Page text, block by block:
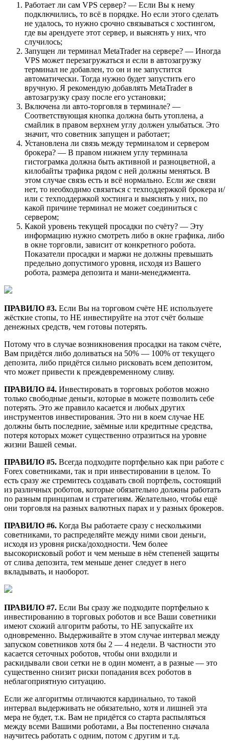
Работает ли сам VPS сервер? — Если Вы к нему
подключились, то всё в порядке. Но если этого сделать
не удалось, то нужно срочно связываться с хостингом,
где вы арендуете этот сервер, и выяснять у них, что
случилось;
Запущен ли терминал MetaTrader на сервере? — Иногда
VPS может перезагружаться и если в автозагрузку
терминал не добавлен, то он и не запустится
автоматически. Тогда нужно будет запустить его
вручную. Я рекомендую добавлять MetaTrader в
автозагрузку сразу после его установки;
Включена ли авто-торговля в терминале? —
Соответствующая кнопка должна быть утоплена, а
смайлик в правом верхнем углу должен улыбаться. Это
значит, что советник запущен и работает;
Установлена ли связь между терминалом и сервером
брокера? — В правом нижнем углу терминала
гистограмка должна быть активной и разноцветной, а
килобайты трафика рядом с ней должны меняться. В
этом случае связь есть и всё нормально. Если же связи
нет, то необходимо связаться с техподдержкой брокера и/
или с техподдержкой хостинга и выяснять у них, по
какой причине терминал не может соединиться с
сервером;
Какой уровень текущей просадки по счёту? — Эту
информацию нужно смотреть либо в окне графика, либо
в окне торговли, зависит от конкретного робота.
Показатели просадки и маржи не должны превышать
предельно допустимого уровня, исходя из Вашего
робота, размера депозита и мани-менеджмента.
ПРАВИЛО #3. Если Вы на торговом счёте НЕ используете
жёсткие стопы, то НЕ инвестируйте на этот счёт больше
денежных средств, чем готовы потерять.
Потому что в случае возникновения просадки на таком счёте,
Вам придётся либо доливаться на 50% — 100% от текущего
депозита, либо придётся сильно рисковать всем депозитом,
что может привести к преждевременному сливу.
ПРАВИЛО #4. Инвестировать в торговых роботов можно
только свободные деньги, которые в можете позволить себе
потерять. Это же правило касается и любых других
инструментов инвестирования. Это ни в коем случае НЕ
должны быть последние, заёмные или кредитные средства,
потеря которых может существенно отразиться на уровне
жизни Вашей семьи.
ПРАВИЛО #5. Всегда подходите портфельно как при работе с
Forex советниками, так и при инвестировании в целом. То
есть сразу же стремитесь создавать свой портфель, состоящий
из различных роботов, которые обязательно должны работать
по разным принципам и стратегиям. Желательно, чтобы ещё
они торговля на разных валютных парах и у разных брокеров.
ПРАВИЛО #6. Когда Вы работаете сразу с несколькими
советниками, то распределяйте между ними свои деньги,
исходя из уровня риска/доходности. Чем более
высокорисковый робот и чем меньше в нём степеней защиты
от слива депозита, тем меньше денег следует в него
вкладывать, и наоборот.
ПРАВИЛО #7. Если Вы сразу же подходите портфельно к
инвестированию в торговых роботов и все Ваши советники
имеют схожий алгоритм работы, то НЕ запускайте их
одновременно. Выдерживайте в этом случае интервал между
запуском советников хотя бы 2 — 4 недели. В частности это
касается сеточных роботов, чтобы они входили и
раскидывали свои сетки не в один момент, а в разные — это
существенно снизит риски попадания всех роботов в
неблагоприятную ситуацию.
Если же алгоритмы отличаются кардинально, то такой
интервал выдерживать не обязательно, хотя и лишней эта
мера не будет, т.к. Вам не придётся со старта распыляться
между всеми Вашими роботами, а Вы постепенно сначала
научитесь работать с одним, потом с другим и т.д.